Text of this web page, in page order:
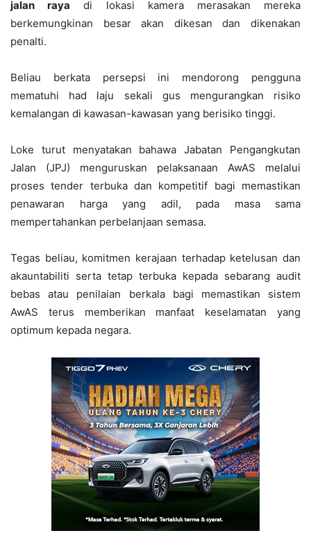
jalan raya di lokasi kamera merasakan mereka
berkemungkinan besar akan dikesan dan dikenakan
penalti.
Beliau berkata persepsi ini mendorong pengguna
mematuhi had laju sekali gus mengurangkan risiko
kemalangan di kawasan-kawasan yang berisiko tinggi.
Loke turut menyatakan bahawa Jabatan Pengangkutan
Jalan (JPJ) menguruskan pelaksanaan AwAS melalui
proses tender terbuka dan kompetitif bagi memastikan
penawaran harga yang adil, pada masa sama
mempertahankan perbelanjaan semasa.
Tegas beliau, komitmen kerajaan terhadap ketelusan dan
akauntabiliti serta tetap terbuka kepada sebarang audit
bebas atau penilaian berkala bagi memastikan sistem
AwAS terus memberikan manfaat keselamatan yang
optimum kepada negara.